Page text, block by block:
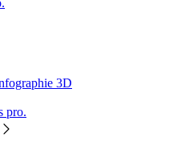
3D
pro.